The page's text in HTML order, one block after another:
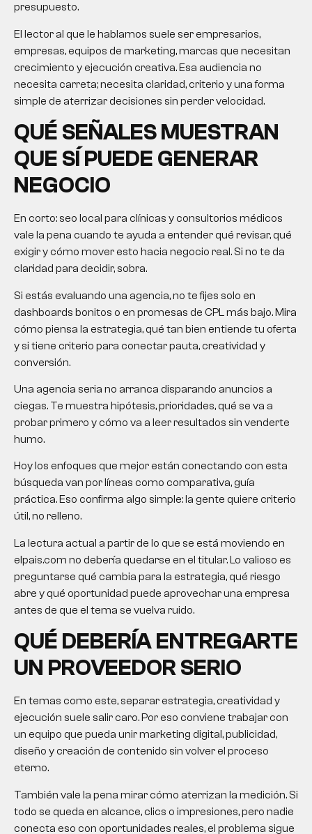
presupuesto.
El lector al que le hablamos suele ser empresarios,
empresas, equipos de marketing, marcas que necesitan
crecimiento y ejecución creativa. Esa audiencia no
necesita carreta; necesita claridad, criterio y una forma
simple de aterrizar decisiones sin perder velocidad.
QUÉ SEÑALES MUESTRAN
QUE SÍ PUEDE GENERAR
NEGOCIO
En corto: seo local para clínicas y consultorios médicos
vale la pena cuando te ayuda a entender qué revisar, qué
exigir y cómo mover esto hacia negocio real. Si no te da
claridad para decidir, sobra.
Si estás evaluando una agencia, no te fijes solo en
dashboards bonitos o en promesas de CPL más bajo. Mira
cómo piensa la estrategia, qué tan bien entiende tu oferta
y si tiene criterio para conectar pauta, creatividad y
conversión.
Una agencia seria no arranca disparando anuncios a
ciegas. Te muestra hipótesis, prioridades, qué se va a
probar primero y cómo va a leer resultados sin venderte
humo.
Hoy los enfoques que mejor están conectando con esta
búsqueda van por líneas como comparativa, guía
práctica. Eso confirma algo simple: la gente quiere criterio
útil, no relleno.
La lectura actual a partir de lo que se está moviendo en
elpais.com no debería quedarse en el titular. Lo valioso es
preguntarse qué cambia para la estrategia, qué riesgo
abre y qué oportunidad puede aprovechar una empresa
antes de que el tema se vuelva ruido.
QUÉ DEBERÍA ENTREGARTE
UN PROVEEDOR SERIO
En temas como este, separar estrategia, creatividad y
ejecución suele salir caro. Por eso conviene trabajar con
un equipo que pueda unir marketing digital, publicidad,
diseño y creación de contenido sin volver el proceso
eterno.
También vale la pena mirar cómo aterrizan la medición. Si
todo se queda en alcance, clics o impresiones, pero nadie
conecta eso con oportunidades reales, el problema sigue